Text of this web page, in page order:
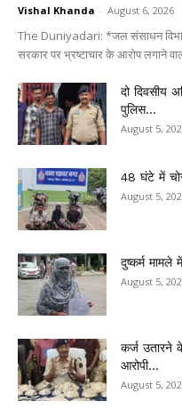
Vishal Khanda - August 6, 2026
The Duniyadari: *जल संसाधन विभाग
सरकार पर भ्रष्टाचार के आरोप लगाने
दो दिवसीय
पुलिस...
August 5,
48 घंटे में
August 5,
दुष्कर्म मामले
August 5,
कर्ज उतारने
आरोपी...
August 5,